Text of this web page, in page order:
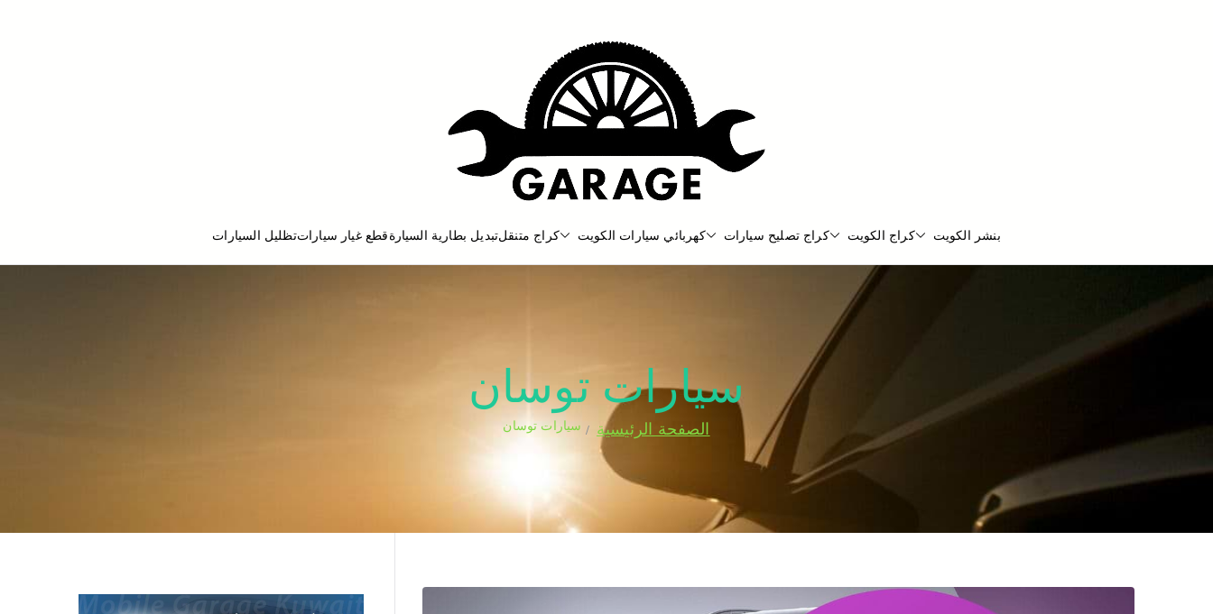
بنشر متنقل
بنشر متنقل الكويت كهرباء وبنشر كراج تصليح سيارات بنشر الكويت كراج الكويت كراج تصليح سيارات كهربائي سيارات الكويت كراج متنقلتبديل بطارية السيارةقطع غيار سياراتتظليل السيارات
سيارات توسان
الصفحة الرئيسية سيارات توسان